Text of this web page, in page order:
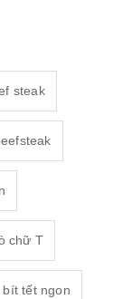
steak
chữ T
tết ngon